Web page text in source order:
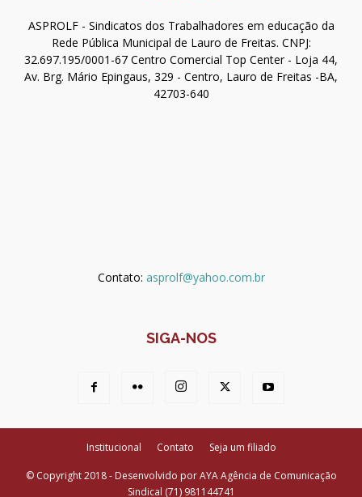
ASPROLF - Sindicatos dos Trabalhadores em educação da
Rede Pública Municipal de Lauro de Freitas. CNPJ:
32.697.195/0001-67 Centro Comercial Top Center - Loja 44,
Av. Brg. Mário Epingaus, 329 - Centro, Lauro de Freitas -BA,
42703-640
Contato: asprolf@yahoo.com.br
SIGA-NOS
Institucional Contato Seja um filiado
© Copyright 2018 - Desenvolvido por AYA Agência de Comunicação
Sindical (71) 981144741